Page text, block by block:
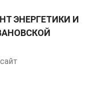
ЭНЕРГЕТИКИ И